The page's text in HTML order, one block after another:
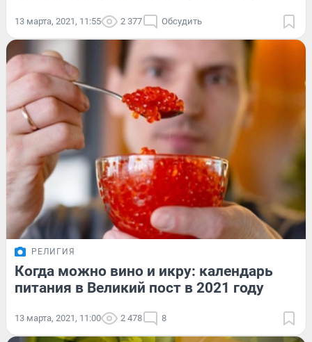
13 марта, 2021, 11:55 2 377 Обсудить
РЕЛИГИЯ
Когда можно вино и икру: календарь
питания в Великий пост в 2021 году
13 марта, 2021, 11:00 2 478 8